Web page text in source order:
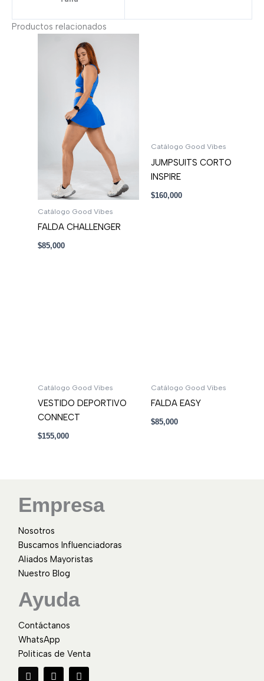
Productos relacionados
Catálogo Good Vibes
FALDA CHALLENGER
$85,000
Catálogo Good Vibes
JUMPSUITS CORTO
INSPIRE
$160,000
Catálogo Good Vibes
VESTIDO DEPORTIVO
CONNECT
$155,000
Catálogo Good Vibes
FALDA EASY
$85,000
Empresa
Nosotros
Buscamos Influenciadoras
Aliados Mayoristas
Nuestro Blog
Ayuda
Contáctanos
WhatsApp
Politicas de Venta
F
a
I
n
W
h